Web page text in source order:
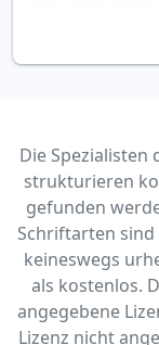
Die Spezialisten
strukturieren
gefunden
Schriftarten
keineswegs
als kostenlos.
angegebene
Lizenz nicht